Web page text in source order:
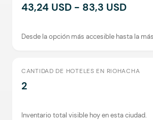
43,24 USD - 83,3 USD
Desde la opción más accesible hasta la
CANTIDAD DE HOTELES EN RIOHACHA
2
Inventario total visible hoy en esta ciudad.